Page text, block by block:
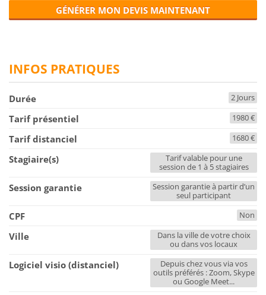
GÉNÉRER MON DEVIS MAINTENANT
INFOS PRATIQUES
Durée 2 Jours
Tarif présentiel 1980 €
Tarif distanciel 1680 €
Stagiaire(s)
Tarif valable pour une
session de 1 à 5 stagiaires
Session garantie
Session garantie à partir d’un
seul participant
CPF Non
Ville
Dans la ville de votre choix
ou dans vos locaux
Logiciel visio (distanciel)
Depuis chez vous via vos
outils préférés : Zoom, Skype
ou Google Meet...